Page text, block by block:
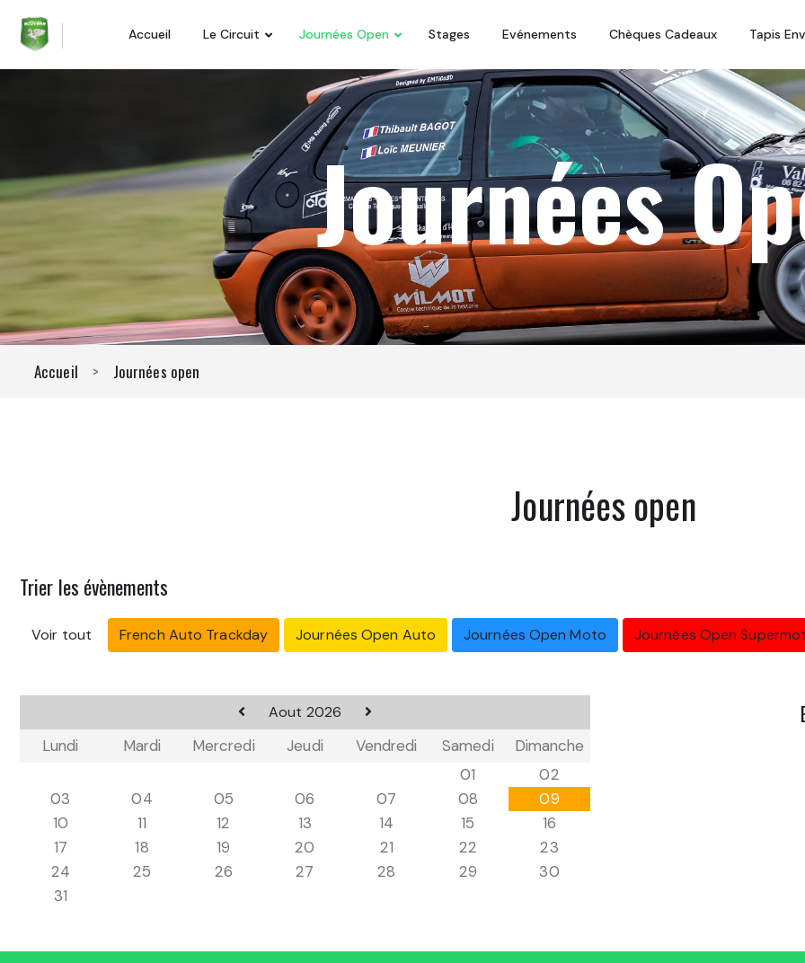
Accueil Le Circuit Journées Open Stages Evénements Chèques Cadeaux Tapis
Journées
Accueil > Journées open
Journées open
Trier les évènements
Voir tout French Auto Trackday Journées Open Auto Journées Open Moto Journées Open
Aout 2026
Lundi Mardi Mercredi Jeudi Vendredi Samedi
Dimanche
01
02
03
04 05 06 07 08
09
10
11 12 13 14 15
16
17
18 19 20 21 22
23
24
25 26 27 28 29
30
31